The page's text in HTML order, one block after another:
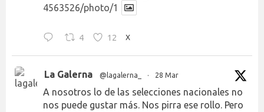
4563526/photo/1
4 12 X
La Galerna @lagalerna_ · 28 Mar
A nosotros lo de las selecciones nacionales no
nos puede gustar más. Nos pirra ese rollo. Pero